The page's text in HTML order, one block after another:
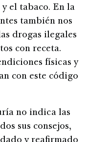
el tabaco. En la
también nos
drogas ilegales
con receta.
físicas y
con este código
no indica las
sus consejos,